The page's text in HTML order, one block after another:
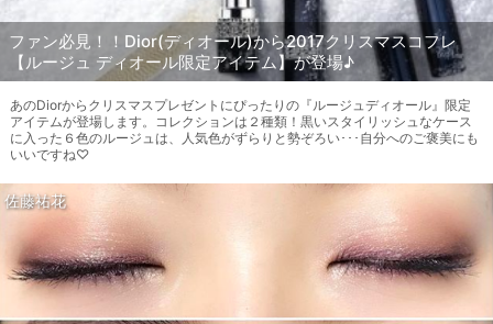
ファン必見！！Dior(ディオール)から2017クリスマスコフレ
【ルージュ ディオール限定アイテム】が登場♪
あのDiorからクリスマスプレゼントにぴったりの『ルージュディオール』限定
アイテムが登場します。コレクションは２種類！黒いスタイリッシュなケース
に入った６色のルージュは、人気色がずらりと勢ぞろい･･･自分へのご褒美にも
いいですね♡
佐藤祐花